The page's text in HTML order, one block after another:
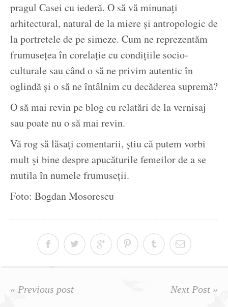
pragul Casei cu iederă. O să vă minunați
arhitectural, natural de la miere și antropologic de
la portretele de pe simeze. Cum ne reprezentăm
frumusețea în corelație cu condițiile socio-
culturale sau când o să ne privim autentic în
oglindă și o să ne întâlnim cu decăderea supremă?
O să mai revin pe blog cu relatări de la vernisaj
sau poate nu o să mai revin.
Vă rog să lăsați comentarii, știu că putem vorbi
mult și bine despre apucăturile femeilor de a se
mutila în numele frumuseții.
Foto: Bogdan Mosorescu
« Previous post Next Post »